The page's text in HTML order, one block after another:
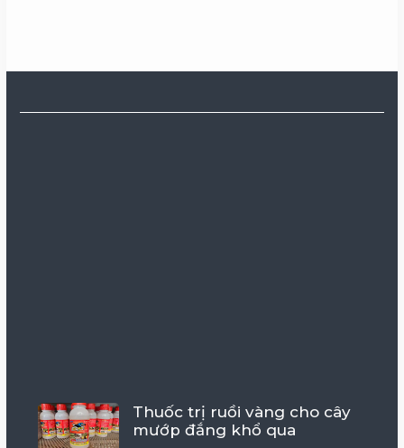
Thuốc trị ruồi vàng cho cây
mướp đắng khổ qua